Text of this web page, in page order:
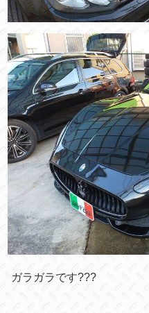
ガラガラです???